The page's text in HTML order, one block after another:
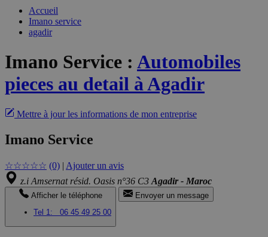
Accueil
Imano service
agadir
Imano Service : Automobiles
pieces au detail à Agadir
Mettre à jour les informations de mon entreprise
Imano Service
☆☆☆☆☆ (0) | Ajouter un avis
z.i Amsernat résid. Oasis n°36 C3 Agadir - Maroc
Afficher le téléphone
Tel 1:
06 45 49 25 00
Envoyer un message